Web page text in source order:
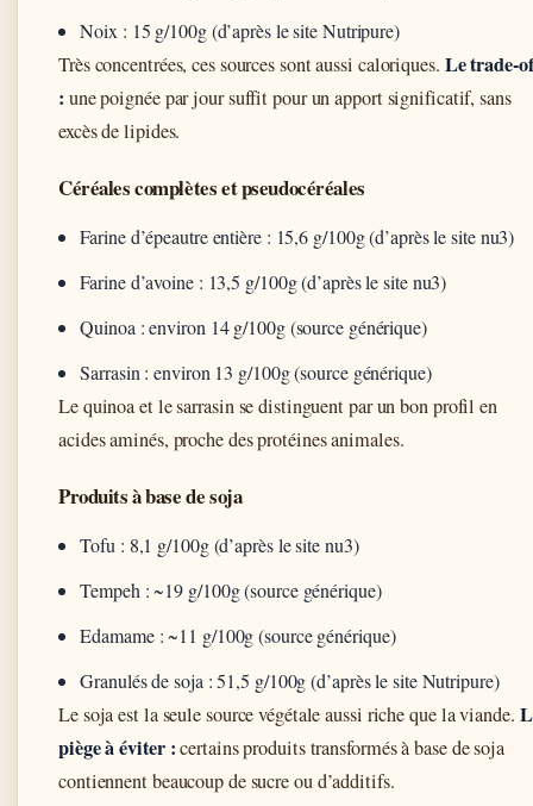
Noix : 15 g/100g (d’après le site Nutripure)
Très concentrées, ces sources sont aussi caloriques. Le trade-
: une poignée par jour suffit pour un apport significatif, sans
excès de lipides.
Céréales complètes et pseudocéréales
Farine d’épeautre entière : 15,6 g/100g (d’après le site nu3)
Farine d’avoine : 13,5 g/100g (d’après le site nu3)
Quinoa : environ 14 g/100g (source générique)
Sarrasin : environ 13 g/100g (source générique)
Le quinoa et le sarrasin se distinguent par un bon profil en
acides aminés, proche des protéines animales.
Produits à base de soja
Tofu : 8,1 g/100g (d’après le site nu3)
Tempeh : ~19 g/100g (source générique)
Edamame : ~11 g/100g (source générique)
Granulés de soja : 51,5 g/100g (d’après le site Nutripure)
Le soja est la seule source végétale aussi riche que la viande.
piège à éviter :certains produits transformés à base de soja
contiennent beaucoup de sucre ou d’additifs.